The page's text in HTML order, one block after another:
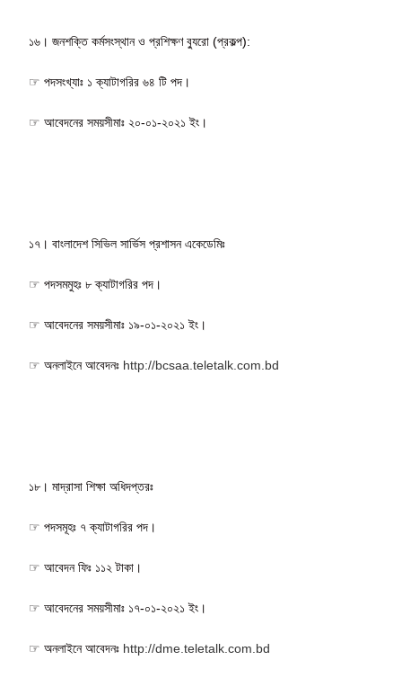
১৬। জনশক্তি কর্মসংস্থান ও প্রশিক্ষণ ব্যুরো (প্রকল্প):
☞ পদসংখ্যাঃ ১ ক্যাটাগরির ৬৪ টি পদ।
☞ আবেদনের সময়সীমাঃ ২০-০১-২০২১ ইং।
১৭। বাংলাদেশ সিভিল সার্ভিস প্রশাসন একেডেমিঃ
☞ পদসমমুহঃ ৮ ক্যাটাগরির পদ।
☞ আবেদনের সময়সীমাঃ ১৯-০১-২০২১ ইং।
☞ অনলাইনে আবেদনঃ http://bcsaa.teletalk.com.bd
১৮। মাদ্রাসা শিক্ষা অধিদপ্তরঃ
☞ পদসমূহঃ ৭ ক্যাটাগরির পদ।
☞ আবেদন ফিঃ ১১২ টাকা।
☞ আবেদনের সময়সীমাঃ ১৭-০১-২০২১ ইং।
☞ অনলাইনে আবেদনঃ http://dme.teletalk.com.bd